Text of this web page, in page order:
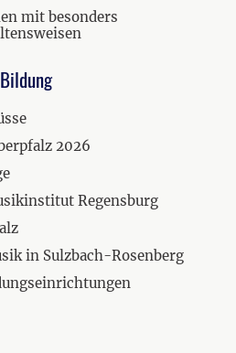
mit besonders
2026
Regensburg
in Sulzbach-Rosenberg